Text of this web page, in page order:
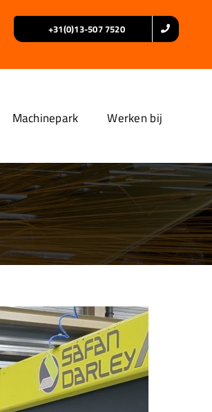
+31(0)13-507 7520
Machinepark Werken bij